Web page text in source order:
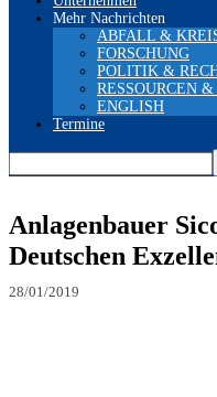
Mehr Nachrichten
ABFALL &
FORSCHUNG
POLITIK &
RESSOURCEN
ENGLISH
Termine
Anlagenbauer
Deutschen
28/01/2019